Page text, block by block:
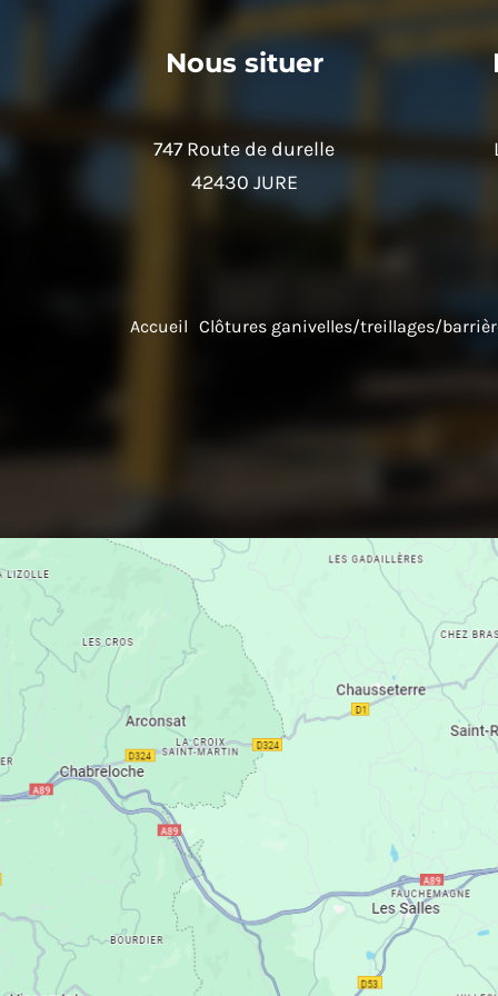
produit
Nous situer
747 Route de durelle
42430 JURE
Accueil Clôtures ganivelles/treillages/